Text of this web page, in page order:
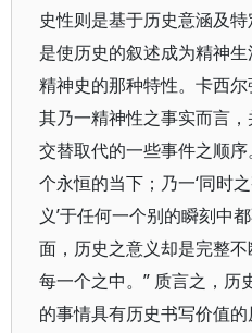
史性则是基于历史意涵及
是使历史的叙述成为精神
精神史的那种特性。卡西
其乃一精神性之事实而言
交替取代的一些事件之顺
个永恒的当下；乃一‘同时
义’于任何一个别的瞬刻
面，历史之意义却是完整
每一个之中。” 质言之，历
的事情具有历史书写价值